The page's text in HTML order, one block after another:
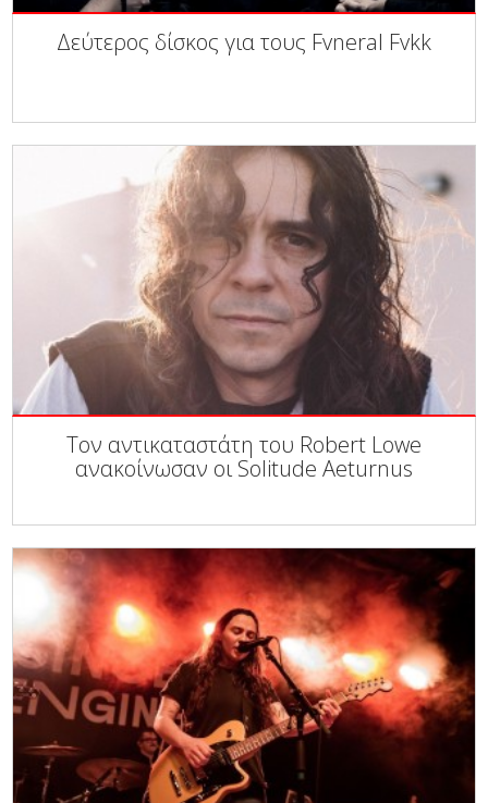
Δεύτερος δίσκος για τους Fvneral Fvkk
Τον αντικαταστάτη του Robert Lowe
ανακοίνωσαν οι Solitude Aeturnus